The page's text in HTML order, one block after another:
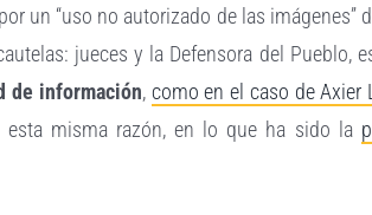
un “uso no autorizado de las imágenes”
jueces y la Defensora del Pueblo,
de información, como en el caso de Axier
esta misma razón, en lo que ha sido la